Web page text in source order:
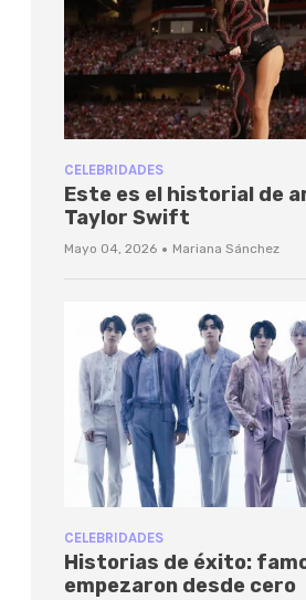
CELEBRIDADES
Este es el historial de
Taylor Swift
Mayo 04, 2026 · Mariana Sánchez
CELEBRIDADES
Historias de éxito:
empezaron desde cero